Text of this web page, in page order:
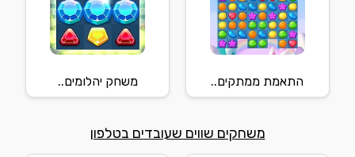
התאמת ממתקים.. משחק יהלומים..
משחקים שווים שעובדים בטלפון